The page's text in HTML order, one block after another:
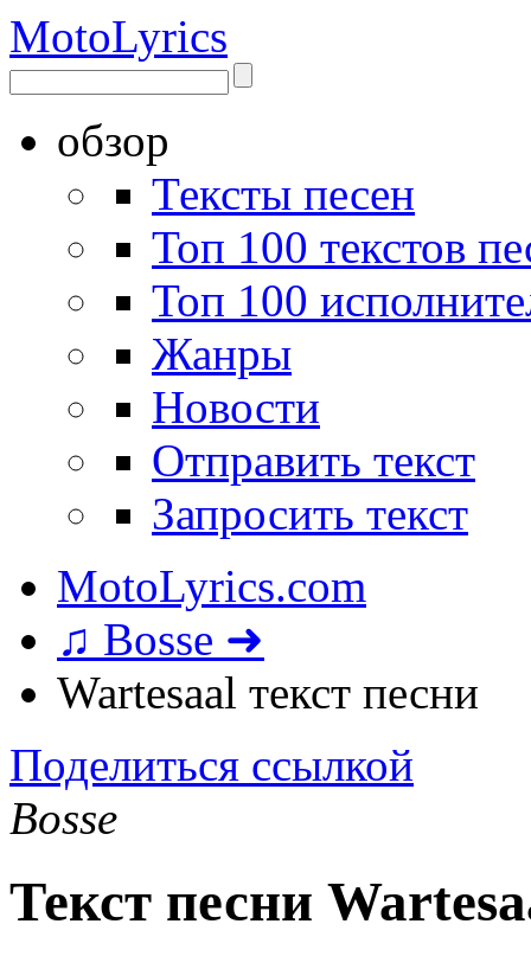
MotoLyrics
обзор
Тексты песен
Топ 100 текстов
Топ 100
Жанры
Новости
Отправить текст
Запросить текст
MotoLyrics.com
♫ Bosse ➜
Wartesaal текст песни
Поделиться ссылкой
Bosse
Текст песни